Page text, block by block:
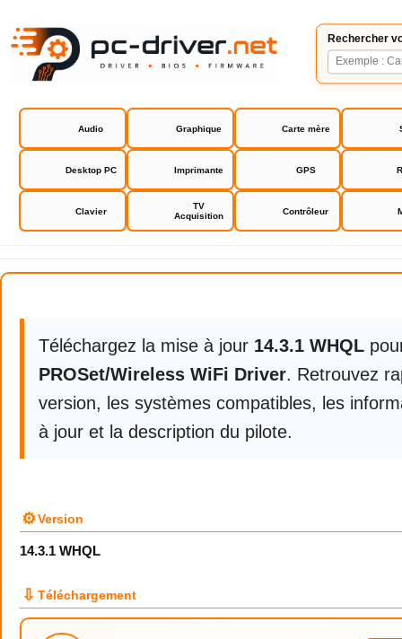
Rechercher
Audio Graphique Carte mère
Desktop PC Imprimante GPS
Clavier
TV
Acquisition
Contrôleur
Intel PROSet/Wireless WiFi
Téléchargez la mise à jour 14.3.1 WHQL
PROSet/Wireless WiFi Driver. Retrouvez
version, les systèmes compatibles, les
à jour et la description du pilote.
⚙Version
14.3.1 WHQL
⇩ Téléchargement